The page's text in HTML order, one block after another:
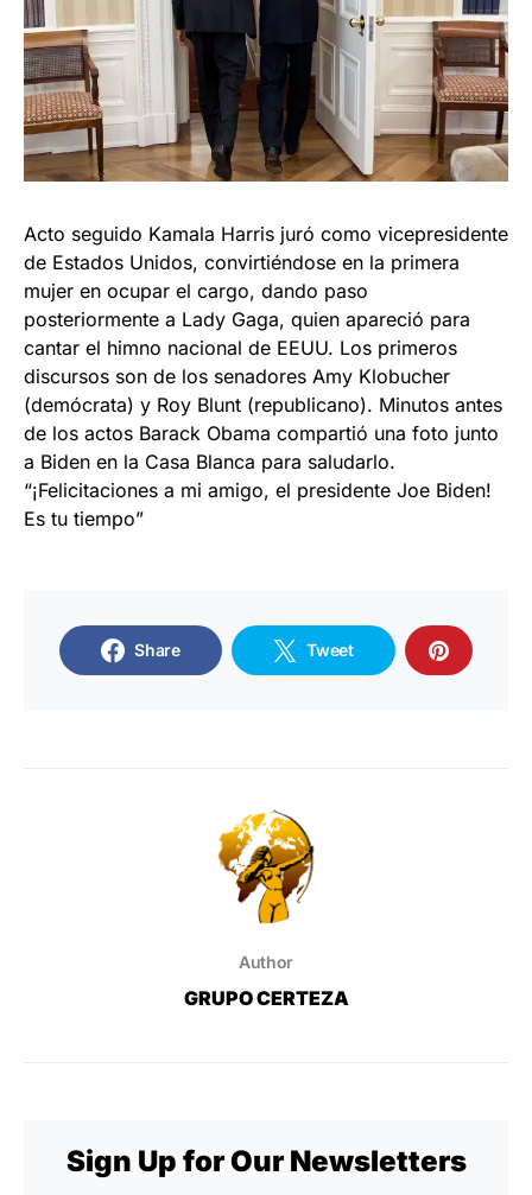
Acto seguido Kamala Harris juró como vicepresidente
de Estados Unidos, convirtiéndose en la primera
mujer en ocupar el cargo, dando paso
posteriormente a Lady Gaga, quien apareció para
cantar el himno nacional de EEUU. Los primeros
discursos son de los senadores Amy Klobucher
(demócrata) y Roy Blunt (republicano). Minutos antes
de los actos Barack Obama compartió una foto junto
a Biden en la Casa Blanca para saludarlo.
“¡Felicitaciones a mi amigo, el presidente Joe Biden!
Es tu tiempo”
Share Tweet
Author
GRUPO CERTEZA
Sign Up for Our Newsletters